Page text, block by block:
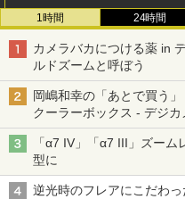
1時間 24時間
カメラバカにつける薬 in
ルドズームと呼ぼう
岡嶋和幸の「あとで買う
クーラーボックス - デジカ
「α7 IV」「α7 III」ズー
型に
逆光時のフレアにこだわ